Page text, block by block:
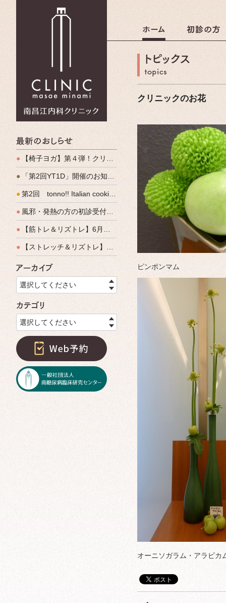
最新のおしらせ
●
【椅子ヨガ】第４弾！クリパルヨガ教室のご案内
● 「第2回YT1D」開催のお知らせ
●第2回 tonno!! Italian cooking 開催しました
● 風邪・発熱の方の初診受付（発熱外来）、始めます
● 【筋トレ＆リズトレ】6月特別運動教室開催のご案内
● 【ストレッチ＆リズトレ】特別運動教室開催のご案内
アーカイブ
選択してください
選択してください
クリニックのお花
ピンポンマム
オーニソガラム・アラビカ